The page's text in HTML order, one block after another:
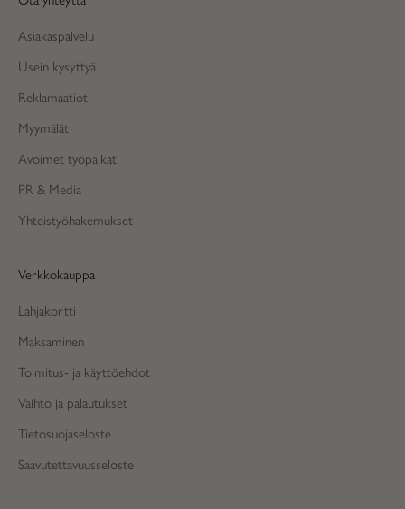
Asiakaspalvelu
Usein kysyttyä
Reklamaatiot
Myymälät
Avoimet työpaikat
PR & Media
Yhteistyöhakemukset
Verkkokauppa
Lahjakortti
Maksaminen
Toimitus- ja käyttöehdot
Vaihto ja palautukset
Tietosuojaseloste
Saavutettavuusseloste